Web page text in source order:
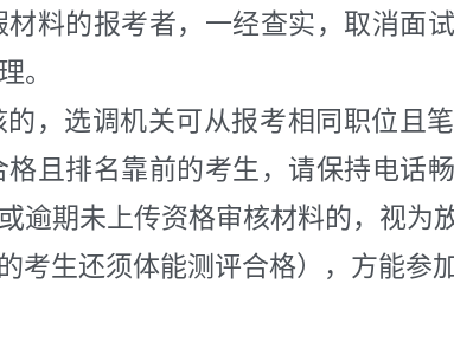
料的报考者，一经查实，取消面
。
，选调机关可从报考相同职位且
且排名靠前的考生，请保持电话
期未上传资格审核材料的，视为
考生还须体能测评合格），方能参加